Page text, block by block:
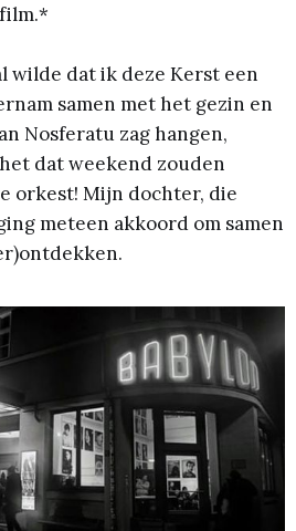
wilde dat ik deze Kerst een
samen met het gezin en
Nosferatu zag hangen,
dat weekend zouden
orkest! Mijn dochter, die
meteen akkoord om samen